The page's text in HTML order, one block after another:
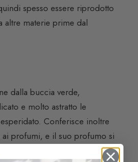
spesso essere riprodotto
altre materie prime dal
dalla buccia verde,
e molto astratto le
Conferisce inoltre
profumi, e il suo profumo si
al gusto della Coca-Cola.